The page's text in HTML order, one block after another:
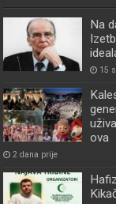
Na
15
ova
2 dana prije